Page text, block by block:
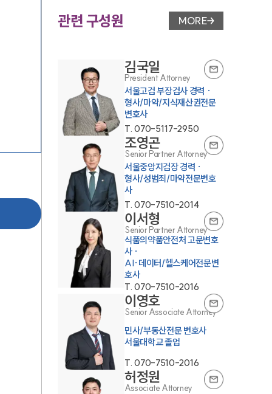
관련 구성원 변호사 페이지 이동
MORE
김국일
President Attorney
서울고검 부장검사 경력 ·
형사/마약/지식재산권전문
변호사
T.070-5117-2950
조영곤
Senior Partner Attorney
서울중앙지검장 경력 ·
형사/성범죄/마약전문변호
사
T.070-7510-2014
이서형
Senior Partner Attorney
식품의약품안전처 고문변호
사 ·
AI·데이터/헬스케어전문변
호사
T.070-7510-2016
이영호
Senior Associate Attorney
민사/부동산전문 변호사
서울대학교 졸업
T.070-7510-2016
허정원
Associate Attorney